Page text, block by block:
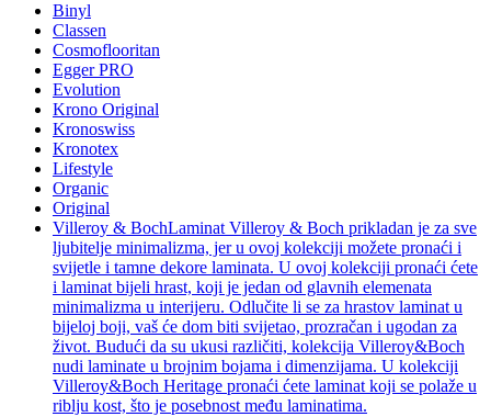
Binyl
Classen
Cosmoflooritan
Egger PRO
Evolution
Krono Original
Kronoswiss
Kronotex
Lifestyle
Organic
Original
Villeroy & BochLaminat Villeroy & Boch prikladan je za sve
ljubitelje minimalizma, jer u ovoj kolekciji možete pronaći i
svijetle i tamne dekore laminata. U ovoj kolekciji pronaći ćete
i laminat bijeli hrast, koji je jedan od glavnih elemenata
minimalizma u interijeru. Odlučite li se za hrastov laminat u
bijeloj boji, vaš će dom biti svijetao, prozračan i ugodan za
život. Budući da su ukusi različiti, kolekcija Villeroy&Boch
nudi laminate u brojnim bojama i dimenzijama. U kolekciji
Villeroy&Boch Heritage pronaći ćete laminat koji se polaže u
riblju kost, što je posebnost među laminatima.